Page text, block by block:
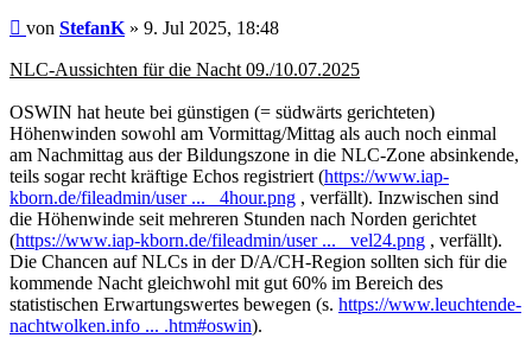
Beitrag
von StefanK» 9. Jul 2025, 18:48
NLC-Aussichten für die Nacht 09./10.07.2025
OSWIN hat heute bei günstigen (= südwärts gerichteten)
Höhenwinden sowohl am Vormittag/Mittag als auch noch einmal
am Nachmittag aus der Bildungszone in die NLC-Zone absinkende,
teils sogar recht kräftige Echos registriert (https://www.iap-
kborn.de/fileadmin/user ... _4hour.png , verfällt). Inzwischen sind
die Höhenwinde seit mehreren Stunden nach Norden gerichtet
(https://www.iap-kborn.de/fileadmin/user ... _vel24.png , verfällt).
Die Chancen auf NLCs in der D/A/CH-Region sollten sich für die
kommende Nacht gleichwohl mit gut 60% im Bereich des
statistischen Erwartungswertes bewegen (s. https://www.leuchtende-
nachtwolken.info ... .htm#oswin).